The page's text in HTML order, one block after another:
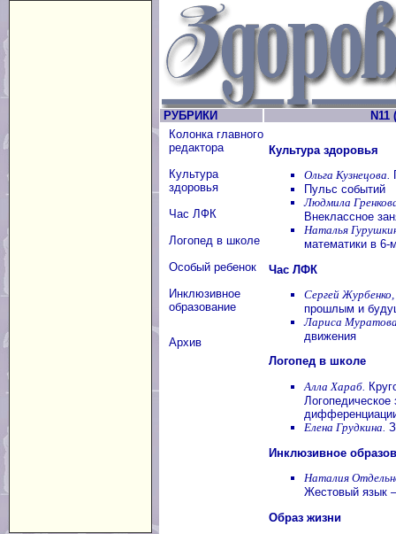
РУБРИКИ
N11
Колонка главного
редактора
Культура
здоровья
Час ЛФК
Логопед в школе
Особый ребенок
Инклюзивное
образование
Архив
Культура здоровья
Ольга Кузнецова.
Пульс событий
Людмила
Внеклассное
Наталья
математики в 6-
Час ЛФК
Сергей
прошлым и
Лариса
движения
Логопед в школе
Алла Хараб.
Логопедическое
Елена Грудкина.
Инклюзивное
Наталия
Жестовый язык
Образ жизни